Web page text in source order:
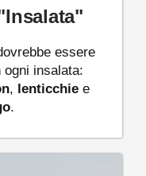
essere
insalata:
, lenticchiee
.